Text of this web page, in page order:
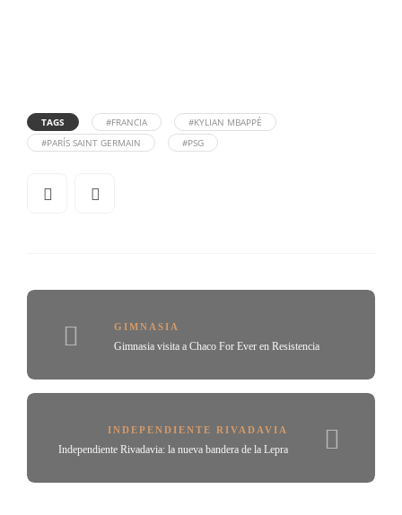
TAGS #FRANCIA
#KYLIAN MBAPPÉ
#PARÍS SAINT GERMAIN
#PSG
GIMNASIA
Gimnasia visita a Chaco For Ever en Resistencia
INDEPENDIENTE RIVADAVIA
Independiente Rivadavia: la nueva bandera de la Lepra